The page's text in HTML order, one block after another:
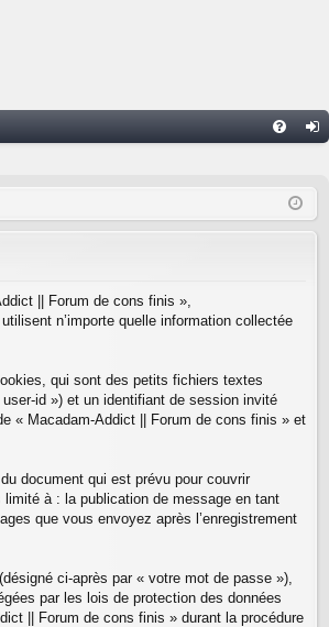
ne
|| Forum de cons finis »,
n’importe quelle information collectée
qui sont des petits fichiers textes
id ») et un identifiant de session invité
« Macadam-Addict || Forum de cons finis » et
document qui est prévu pour couvrir
à : la publication de message en tant
que vous envoyez après l’enregistrement
ci-après par « votre mot de passe »),
par les lois de protection des données
|| Forum de cons finis » durant la procédure